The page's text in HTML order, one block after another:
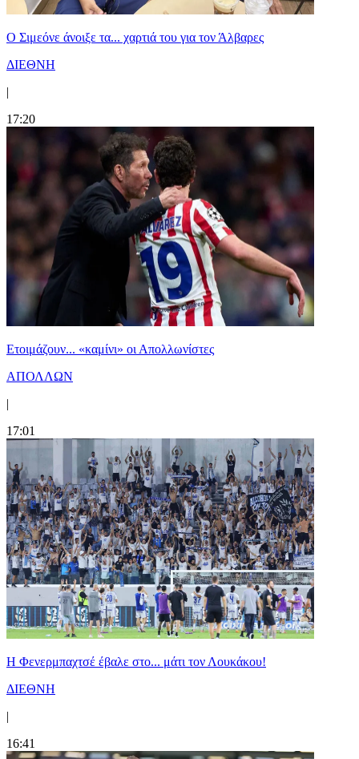
Ο Σιμεόνε άνοιξε τα... χαρτιά του για τον Άλβαρες
ΔΙΕΘΝΗ
|
17:20
Ετοιμάζουν... «καμίνι» οι Απολλωνίστες
ΑΠΟΛΛΩΝ
|
17:01
Η Φενερμπαχτσέ έβαλε στο... μάτι τον Λουκάκου!
ΔΙΕΘΝΗ
|
16:41